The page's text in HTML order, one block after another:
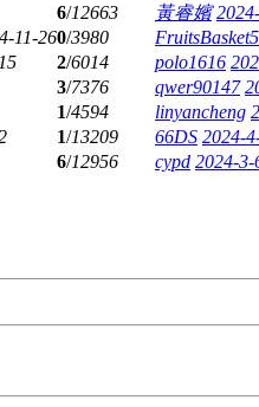
6/12663 黃睿嬪
11-260/3980
2/6014 polo1616
3/7376 qwer90147
1/4594 linyancheng
1/13209 66DS 2024-
6/12956 cypd 2024-3-